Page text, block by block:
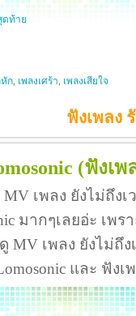
ดท้าย
หัก, เพลงเศร้า, เพลงเสียใจ
ฟังเพลง
(ฟังเพ
เพลง ยังไม่ถึงเ
มากๆเลยอ่ะ เพร
MV เพลง ยังไม่ถึง
และ ฟังเ